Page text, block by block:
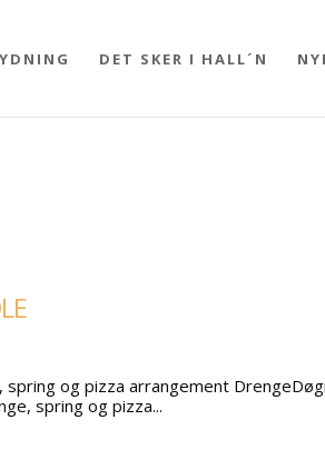
DET SKER I HALL´N
og pizza arrangement
spring og pizza...